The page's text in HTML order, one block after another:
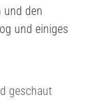
und den
und einiges
geschaut